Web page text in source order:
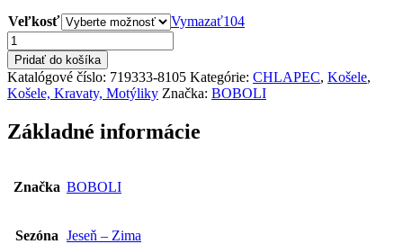
Veľkosť Vymazať104
množstvo
BOBOLI
Chlapčenská
Košeľa
719333-
Pridať do košíka
Katalógové číslo: 719333-8105 Kategórie: CHLAPEC, Košele,
Košele, Kravaty, Motýliky Značka: BOBOLI
Základné informácie
Značka BOBOLI
Sezóna Jeseň – Zima